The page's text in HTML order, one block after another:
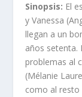
Sinopsis: El
y Vanessa
llegan a un
años setenta.
problemas al
(Mélanie
como al resto